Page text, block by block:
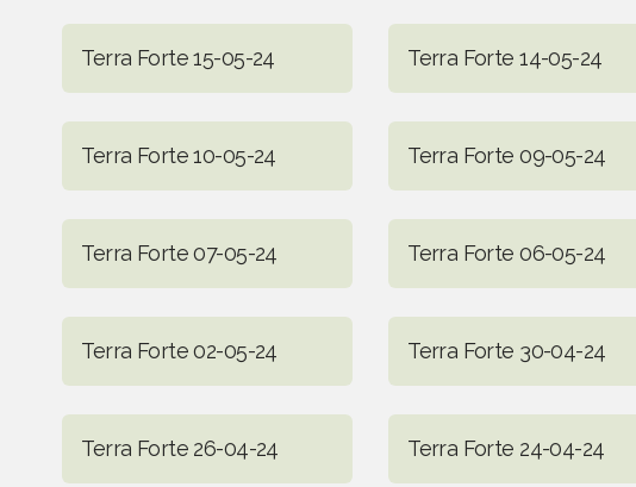
Terra Forte 15-05-24 Terra Forte 14-05-24
Terra Forte 10-05-24 Terra Forte 09-05-24
Terra Forte 07-05-24 Terra Forte 06-05-24
Terra Forte 02-05-24 Terra Forte 30-04-24
Terra Forte 26-04-24 Terra Forte 24-04-24